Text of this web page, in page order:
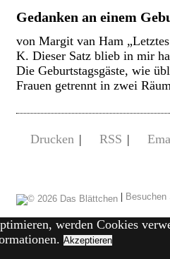
Gedanken an einem
von Margit van Ham
K. Dieser Satz blieb in mir
Die Geburtstagsgäste, wie
Frauen getrennt in zwei
Drucken | RSS |
|
werden Cookies
Akzeptieren